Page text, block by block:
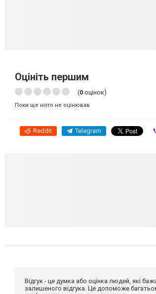
Оцініть першим
(0 оцінок)
Поки ще ніхто не оцінював
Reddit Telegram
Відгук - це думка або оцінка людей, які
залишеного відгука. Це допоможе